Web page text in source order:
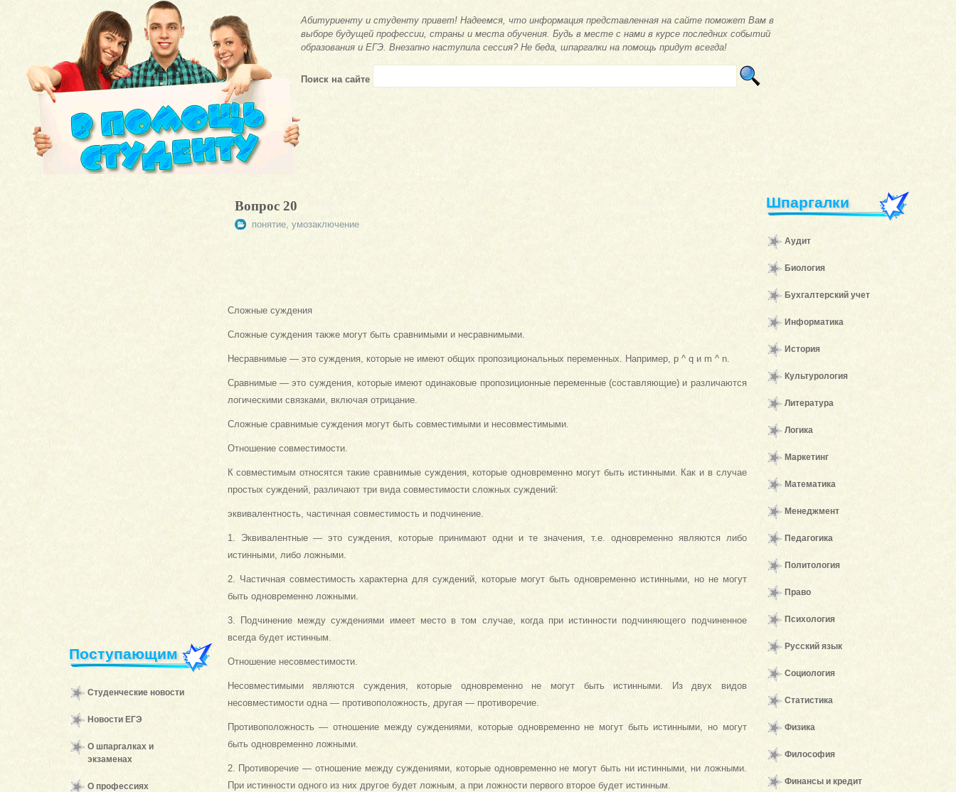
Абитуриенту и студенту привет! Надеемся, что информация представленная на сайте поможет Вам в
выборе будущей профессии, страны и места обучения. Будь в месте с нами в курсе последних событий
образования и ЕГЭ. Внезапно наступила сессия? Не беда, шпаргалки на помощь придут всегда!
Поиск на сайте
Поступающим
Студенческие новости
Новости ЕГЭ
О шпаргалках и
экзаменах
О профессиях
Вопрос 20
понятие, умозаключение
Сложные суждения
Сложные суждения также могут быть сравнимыми и несравни­мыми.
Несравнимые — это суждения, которые не имеют общих пропо­зициональных переменных. Например, р ^ q и m ^ n.
Сравнимые — это суждения, которые имеют одинаковые пропозиционные переменные (составляющие) и различаются
логически­ми связками, включая отрицание.
Сложные сравнимые суждения могут быть совместимыми и не­совместимыми.
Отношение совместимости.
К совместимым относятся такие сравнимые суждения, кото­рые одновременно могут быть истинными. Как и в случае
простых суждений, различают три вида совместимости сложных суждений:
эквивалентность, частичная совместимость и подчинение.
1. Эквивалентные — это суждения, которые принимают одни и те значения, т.е. одновременно являются либо
истинными, либо ложными.
2. Частичная совместимость характерна для суждений, кото­рые могут быть одновременно истинными, но не могут
быть одно­временно ложными.
3. Подчинение между суждениями имеет место в том случае, когда при истинности подчиняющего подчиненное
всегда будет истинным.
Отношение несовместимости.
Несовместимыми являются суждения, которые одновременно не могут быть истинными. Из двух видов
несовместимости одна — противоположность, другая — противоречие.
Противоположность — отношение между суждениями, кото­рые одновременно не могут быть истинными, но могут
быть одно­временно ложными.
2. Противоречие — отношение между суждениями, которые одновременно не могут быть ни истинными, ни ложными.
При истинности одного из них другое будет ложным, а при ложности первого второе будет истинным.
Шпаргалки
Аудит
Биология
Бухгалтерский учет
Информатика
История
Культурология
Литература
Логика
Маркетинг
Математика
Менеджмент
Педагогика
Политология
Право
Психология
Русский язык
Социология
Статистика
Физика
Философия
Финансы и кредит